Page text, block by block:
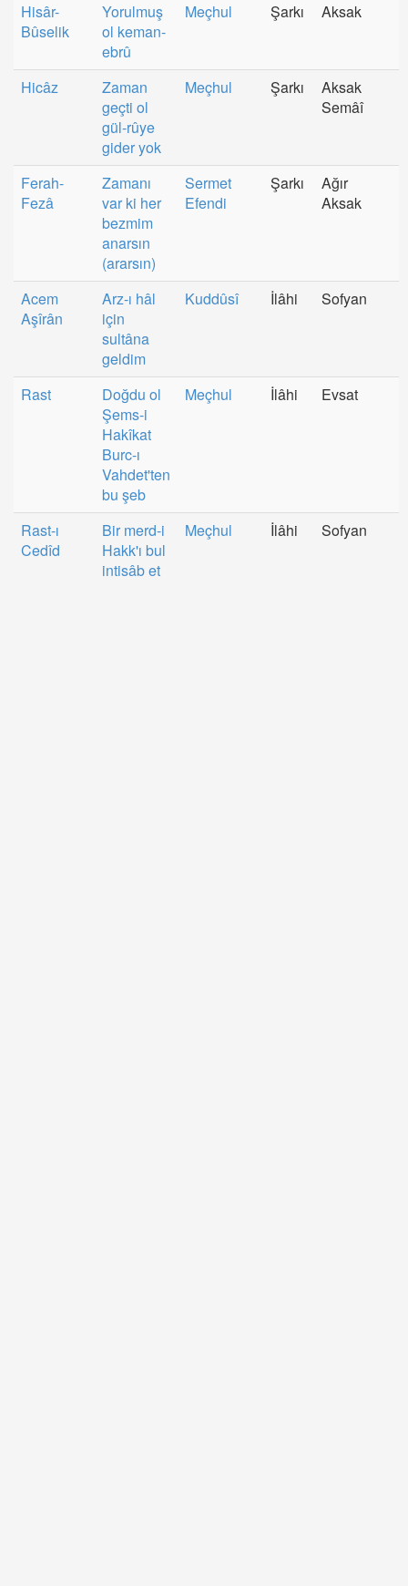
Hisâr-
Bûselik
Yorulmuş
ol keman-
ebrû
Meçhul Şarkı Aksak
Hicâz
Zaman
geçti ol
gül-rûye
gider yok
Meçhul Şarkı
Aksak
Semâî
Ferah-
Fezâ
Zamanı
var ki her
bezmim
anarsın
(ararsın)
Sermet
Efendi
Şarkı
Ağır
Aksak
Acem
Aşîrân
Arz-ı hâl
için
sultâna
geldim
Kuddûsî İlâhi Sofyan
Rast
Doğdu ol
Şems-i
Hakîkat
Burc-ı
Vahdet'ten
bu şeb
Meçhul İlâhi Evsat
Rast-ı
Cedîd
Bir merd-i
Hakk'ı bul
intisâb et
Meçhul İlâhi Sofyan